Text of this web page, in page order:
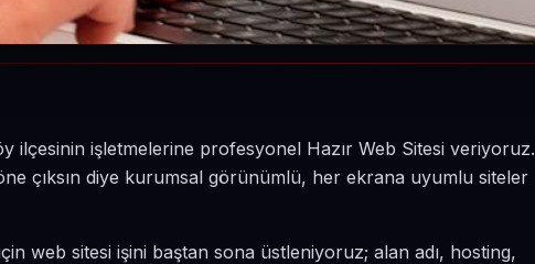
ilçesinin işletmelerine profesyonel Hazır Web Sitesi veriyoruz.
çıksın diye kurumsal görünümlü, her ekrana uyumlu siteler
web sitesi işini baştan sona üstleniyoruz; alan adı, hosting,